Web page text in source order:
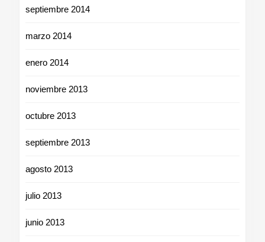
septiembre 2014
marzo 2014
enero 2014
noviembre 2013
octubre 2013
septiembre 2013
agosto 2013
julio 2013
junio 2013